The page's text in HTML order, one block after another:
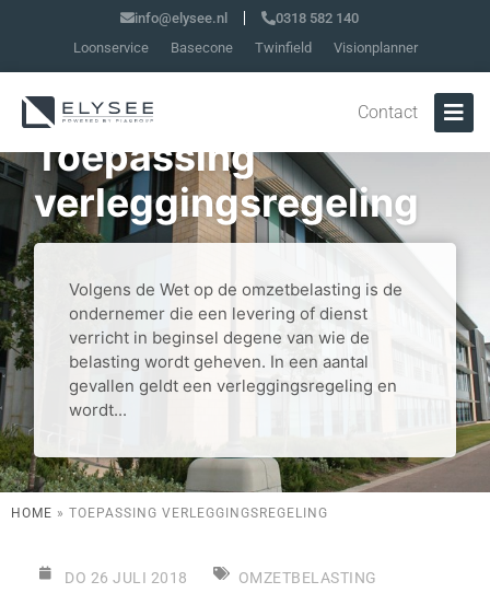
info@elysee.nl
0318 582 140
Loonservice
Basecone Twinfield Visionplanner
Contact
Toepassing
verleggingsregeling
Volgens de Wet op de omzetbelasting is de
ondernemer die een levering of dienst
verricht in beginsel degene van wie de
belasting wordt geheven. In een aantal
gevallen geldt een verleggingsregeling en
wordt...
HOME » TOEPASSING VERLEGGINGSREGELING
DO 26 JULI 2018 OMZETBELASTING